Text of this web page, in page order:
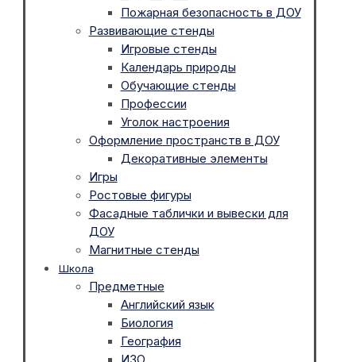
Пожарная безопасность в ДОУ
Развивающие стенды
Игровые стенды
Календарь природы
Обучающие стенды
Профессии
Уголок настроения
Оформление пространств в ДОУ
Декоративные элементы
Игры
Ростовые фигуры
Фасадные таблички и вывески для
ДОУ
Магнитные стенды
Школа
Предметные
Английский язык
Биология
География